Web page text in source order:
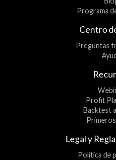
Programa
Centro
Preguntas
Profit
Backtest
Legal y
Política de